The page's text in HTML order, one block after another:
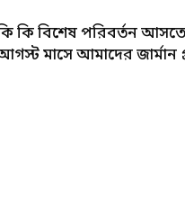
কি বিশেষ পরিবর্তন
মাসে আমাদের জার্মান